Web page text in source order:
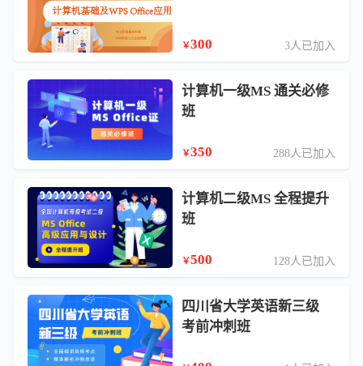
￥300 3人已加入
计算机一级MS 通关必修
班
￥350 288人已加入
计算机二级MS 全程提升
班
￥500 128人已加入
四川省大学英语新三级
考前冲刺班